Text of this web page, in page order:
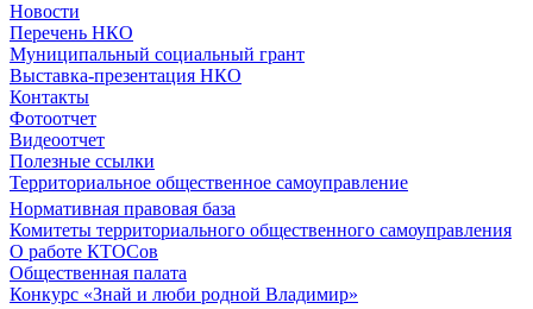
Новости
Перечень НКО
Муниципальный социальный грант
Выставка-презентация НКО
Контакты
Фотоотчет
Видеоотчет
Полезные ссылки
Территориальное общественное самоуправление
Нормативная правовая база
Комитеты территориального общественного самоуправления
О работе КТОСов
Общественная палата
Конкурс «Знай и люби родной Владимир»